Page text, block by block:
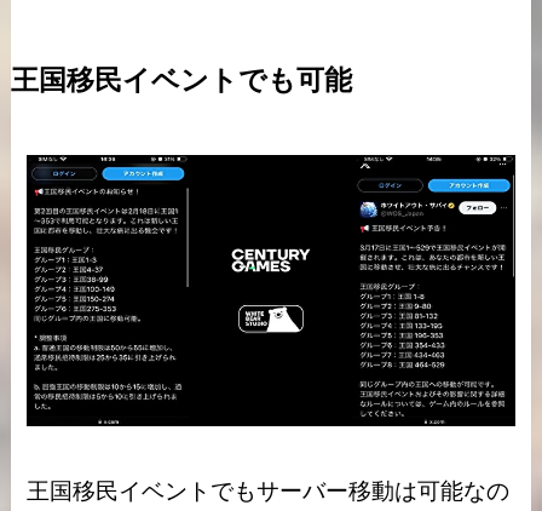
王国移民イベントでも可能
王国移民イベントでもサーバー移動は可能なの